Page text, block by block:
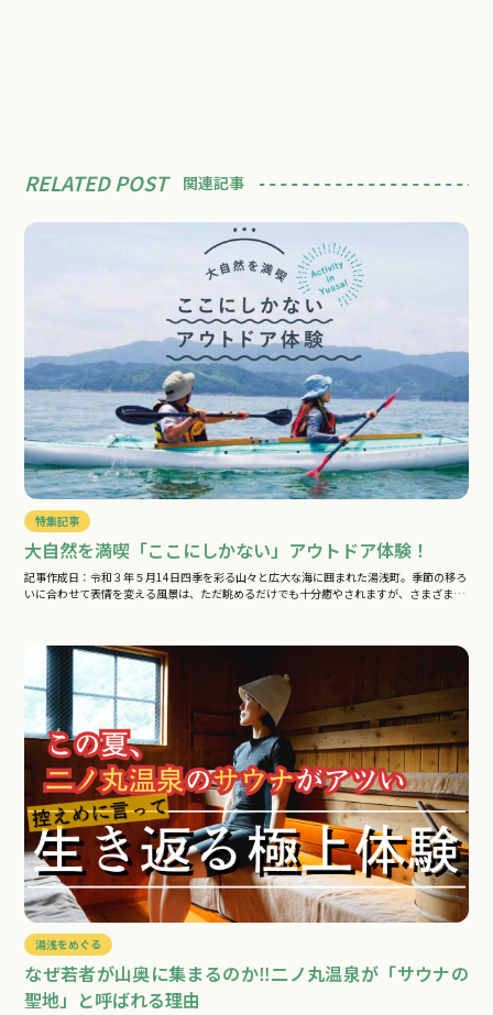
RELATED POST 関連記事
特集記事
大自然を満喫「ここにしかない」アウトドア体験！
記事作成日：令和３年５月14日四季を彩る山々と広大な海に囲まれた湯浅町。季節の移ろ
いに合わせて表情を変える風景は、ただ眺めるだけでも十分癒やされますが、さまざま…
湯浅をめぐる
なぜ若者が山奥に集まるのか‼二ノ丸温泉が「サウナの
聖地」と呼ばれる理由